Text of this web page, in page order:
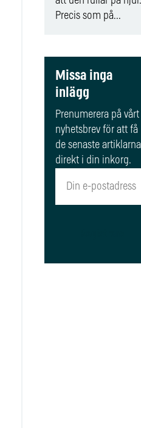
Precis som på...
Missa inga
inlägg
Prenumerera på vårt
nyhetsbrev för att få
de senaste artiklarna
direkt i din inkorg.